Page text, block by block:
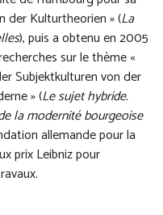
der Kulturtheorien » (La
), puis a obtenu en 2005
sur le thème «
Subjektkulturen von der
» (Le sujet hybride.
la modernité bourgeoise
allemande pour la
prix Leibniz pour